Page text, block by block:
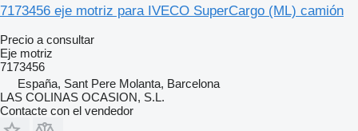
7173456 eje motriz para IVECO SuperCargo (ML) camión
Precio a consultar
Eje motriz
7173456
España, Sant Pere Molanta, Barcelona
LAS COLINAS OCASION, S.L.
Contacte con el vendedor